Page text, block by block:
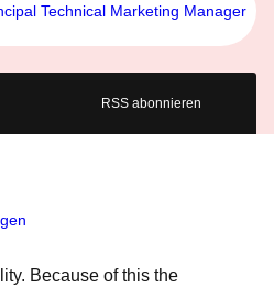
Technical Marketing Manager
RSS abonnieren
Because of this the